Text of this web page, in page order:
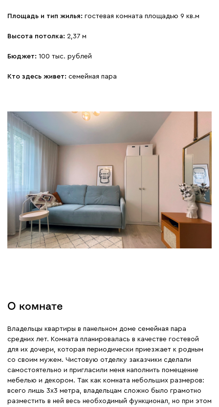
Площадь и тип жилья: гостевая комната площадью 9 кв.м
Высота потолка: 2,37 м
Бюджет: 100 тыс. рублей
Кто здесь живет: семейная пара
О комнате
Владельцы квартиры в панельном доме семейная пара
средних лет. Комната планировалась в качестве гостевой
для их дочери, которая периодически приезжает к родным
со своим мужем. Чистовую отделку заказчики сделали
самостоятельно и пригласили меня наполнить помещение
мебелью и декором. Так как комната небольших размеров:
всего лишь 3х3 метра, владельцам сложно было грамотно
разместить в ней весь необходимый функционал, но при этом